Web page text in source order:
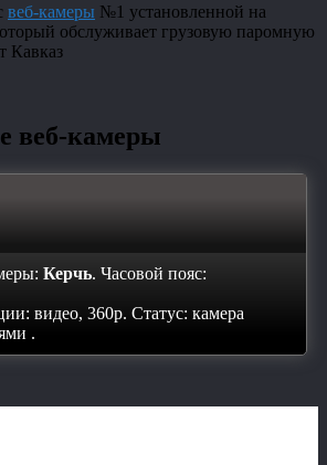
веб-камеры №1 установленной на
обслуживает грузовую паромную
Кавказ
веб-камеры
Керчь. Часовой пояс:
видео, 360p. Статус: камера
.